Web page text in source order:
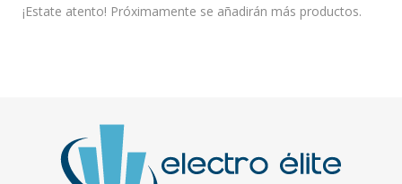
¡Estate atento! Próximamente se añadirán más productos.